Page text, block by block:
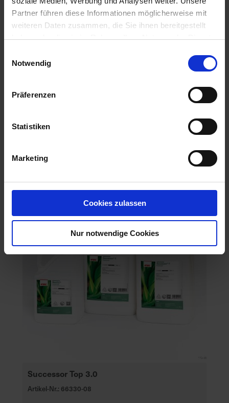
Partner führen diese Informationen möglicherweise mit
weiteren Daten zusammen, die Sie ihnen bereitgestellt
haben oder die sie im Rahmen Ihrer Nutzung der Dienste
Notwendig
Präferenzen
Statistiken
Marketing
Cookies zulassen
Nur notwendige Cookies
Artikel-Nr.: 62240-01
Ähnliche Produkte
Successor Top 3.0
Artikel-Nr.: 66330-08